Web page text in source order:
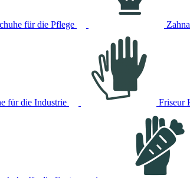
für die Pflege
für die Industrie Friseur